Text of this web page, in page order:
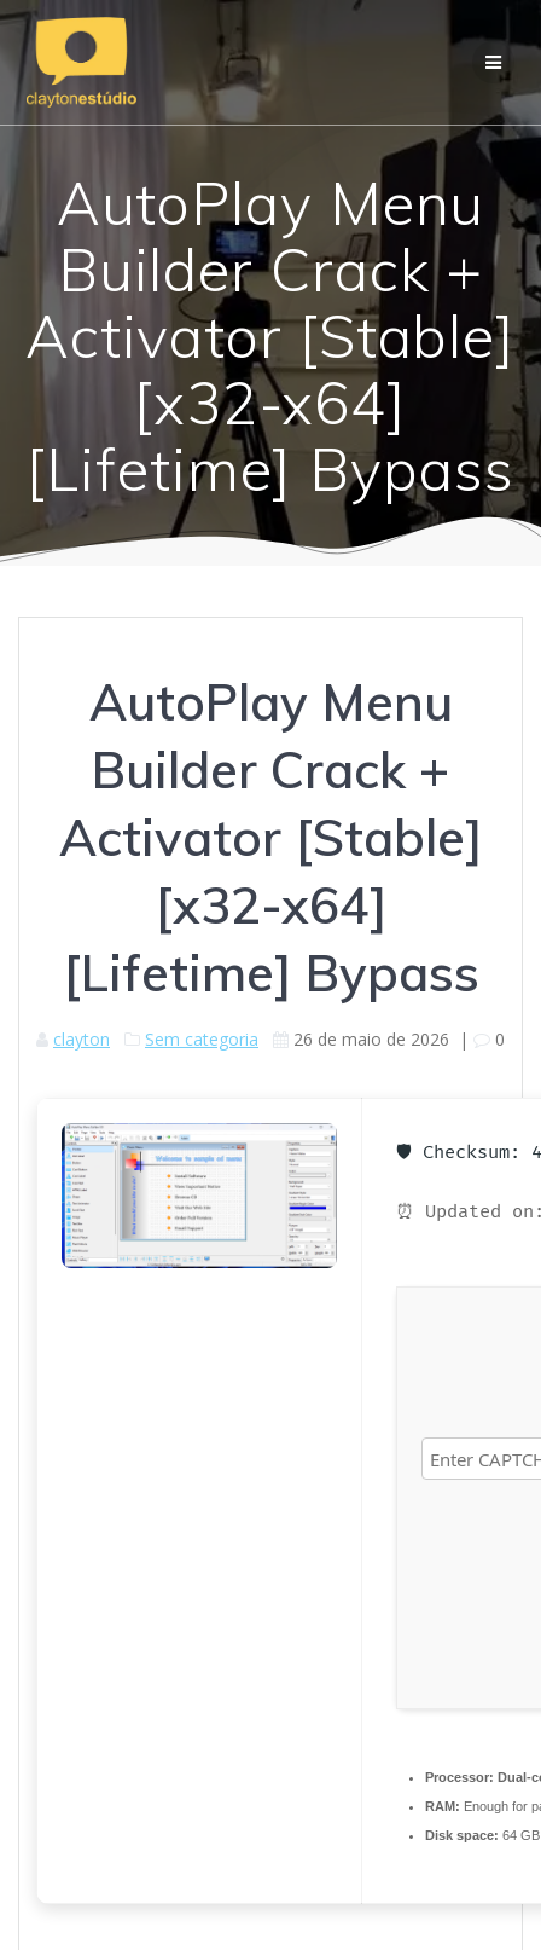
content
AutoPlay Menu
Builder Crack +
Activator [Stable]
[x32-x64]
[Lifetime] Bypass
AutoPlay Menu
Builder Crack +
Activator [Stable]
[x32-x64]
[Lifetime] Bypass
clayton Sem categoria 26 de maio de 2026 | 0
🛡️ Checksum:
⏰ Updated
Processor: Dual-
RAM: Enough for
Disk space: 64